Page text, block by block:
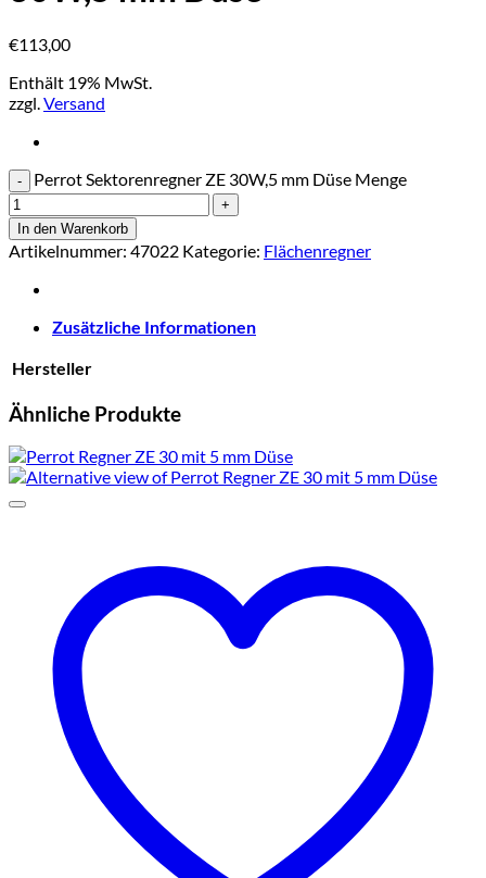
€113,00
Enthält 19% MwSt.
zzgl.Versand
Perrot Sektorenregner ZE 30W,5 mm Düse Menge
In den Warenkorb
Artikelnummer: 47022 Kategorie: Flächenregner
Zusätzliche Informationen
Hersteller
Ähnliche Produkte